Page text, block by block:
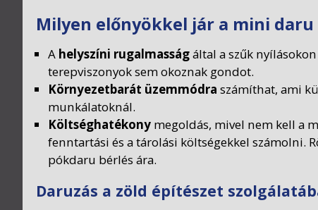
Milyen előnyökkel jár a mini daru
A helyszíni rugalmasságáltal a szűk
terepviszonyok sem okoznak gondot.
Környezetbarát üzemmódra számíthat, ami
munkálatoknál.
Költséghatékony megoldás, mivel nem kell a
fenntartási és a tárolási költségekkel számolni.
pókdaru bérlés ára.
Daruzás a zöld építészet